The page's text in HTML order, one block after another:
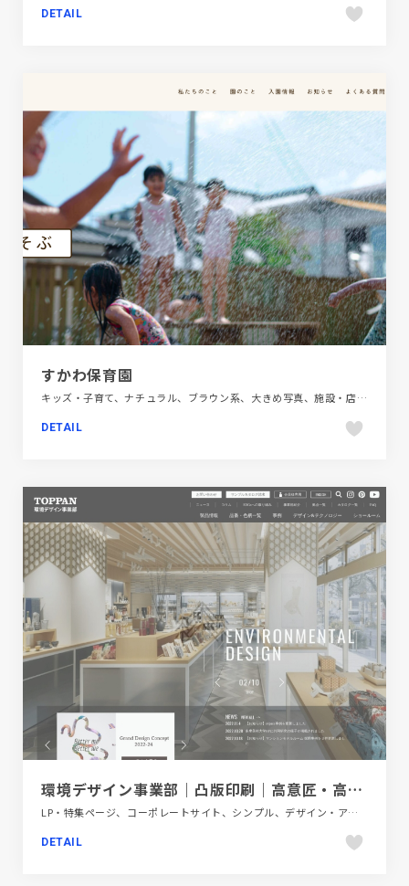
DETAIL
すかわ保育園
キッズ・子育て、ナチュラル、ブラウン系、大きめ写真、施設・店舗サイト
DETAIL
環境デザイン事業部｜凸版印刷｜高意匠・高機能な内外装化粧シート
LP・特集ページ、コーポレートサイト、シンプル、デザイン・アート・音楽・文芸、ブラック系 、ホワイト系、モーション多め、大きめ写真
DETAIL